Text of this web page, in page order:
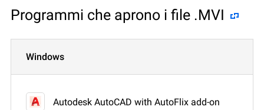
Programmi che aprono i file .MVI
Windows
Autodesk AutoCAD with AutoFlix add-on